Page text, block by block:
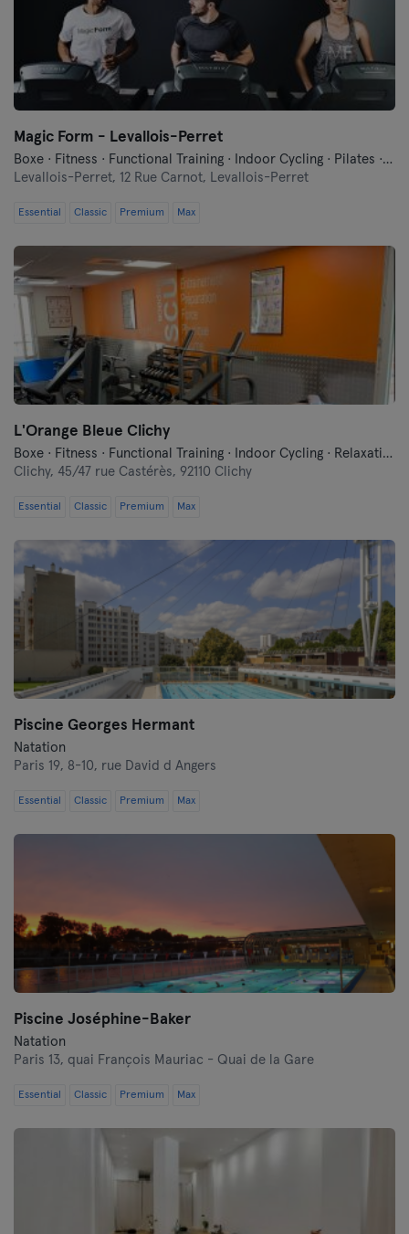
Magic Form - Levallois-Perret
Boxe · Fitness · Functional Training · Indoor Cycling · Pilates · Yoga
Levallois-Perret, 12 Rue Carnot, Levallois-Perret
Essential Classic Premium Max
L'Orange Bleue Clichy
Boxe · Fitness · Functional Training · Indoor Cycling · Relaxation
Clichy, 45/47 rue Castérès, 92110 Clichy
Essential Classic Premium Max
Piscine Georges Hermant
Natation
Paris 19, 8-10, rue David d Angers
Essential Classic Premium Max
Piscine Joséphine-Baker
Natation
Paris 13, quai François Mauriac - Quai de la Gare
Essential Classic Premium Max